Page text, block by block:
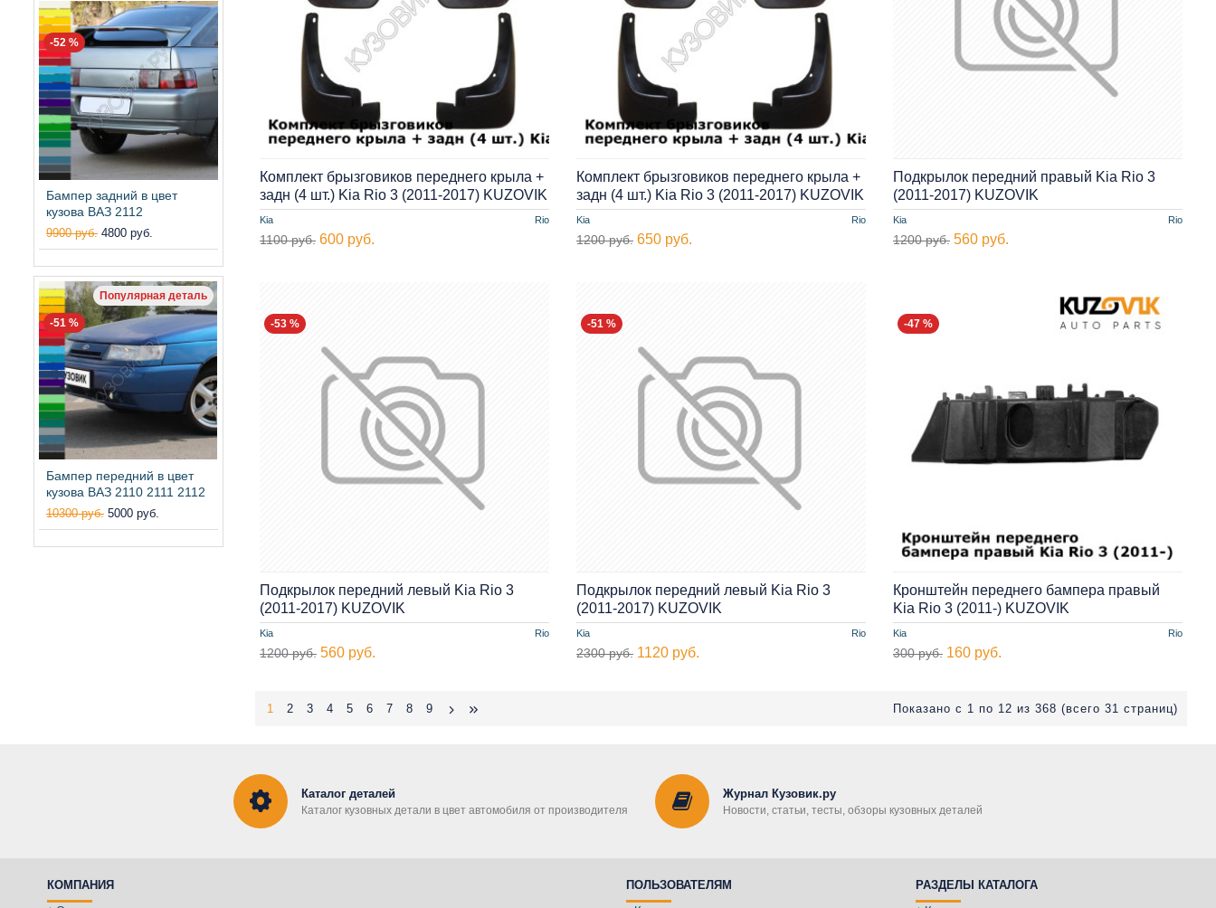
-52 %
Бампер задний в цвет
кузова ВАЗ 2112
9900 руб. 4800 руб.
Популярная деталь
-51 %
Бампер передний в цвет
кузова ВАЗ 2110 2111 2112
10300 руб. 5000 руб.
Kia Rio
Комплект брызговиков переднего крыла +
задн (4 шт.) Kia Rio 3 (2011-2017) KUZOVIK
1100 руб. 600 руб.
Kia Rio
Комплект брызговиков переднего крыла +
задн (4 шт.) Kia Rio 3 (2011-2017) KUZOVIK
1200 руб. 650 руб.
Kia Rio
Подкрылок передний правый Kia Rio 3
(2011-2017) KUZOVIK
1200 руб. 560 руб.
-53 %
Kia Rio
Подкрылок передний левый Kia Rio 3
(2011-2017) KUZOVIK
1200 руб. 560 руб.
-51 %
Kia Rio
Подкрылок передний левый Kia Rio 3
(2011-2017) KUZOVIK
2300 руб. 1120 руб.
-47 %
Kia Rio
Кронштейн переднего бампера правый
Kia Rio 3 (2011-) KUZOVIK
300 руб. 160 руб.
1 2 3 4 5 6 7 8 9 Показано с 1 по 12 из 368 (всего 31 страниц)
Каталог деталей
Каталог кузовных детали в цвет автомобиля от производителя
Журнал Кузовик.ру
Новости, статьи, тесты, обзоры кузовных деталей
КОМПАНИЯ
ПОЛЬЗОВАТЕЛЯМ
РАЗДЕЛЫ КАТАЛОГА